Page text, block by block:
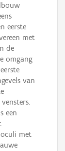
eerste
met
de
omgang
van
een
met